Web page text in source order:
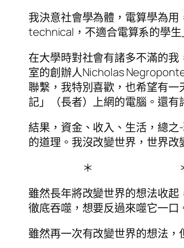
我決意社會學為體，電算學為
technical，不適合電算系的學
在大學時對社會有諸多不滿的
室的創辦人Nicholas
聯繫，我特別喜歡，也希望有
記」（長者）上網的電腦。還
結果，資金、收入、生活，總之
的道理。我沒改變世界，世界改
＊
雖然長年將改變世界的想法收
徹底吞噬，想要反過來噬它一口
雖然再一次有改變世界的想法，